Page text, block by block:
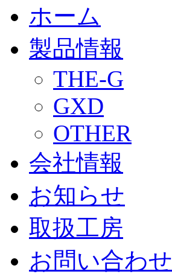
ホーム
製品情報
THE-G
GXD
OTHER
会社情報
お知らせ
取扱工房
お問い合わせ